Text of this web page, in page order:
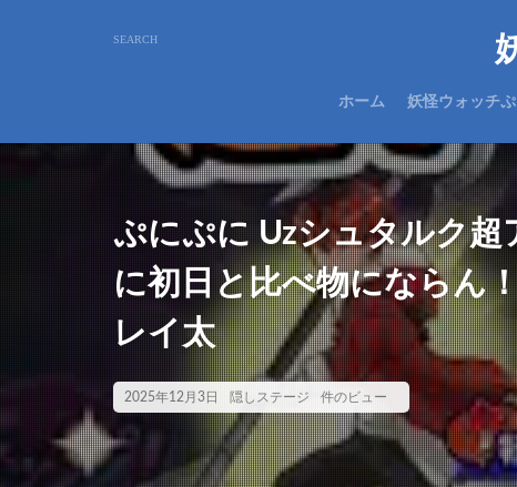
ホーム 妖怪ウォッチ
ぷにぷに Uzシュタルク
に初日と比べ物になら
レイ太
2025年12月3日 隠しステージ 件のビュー